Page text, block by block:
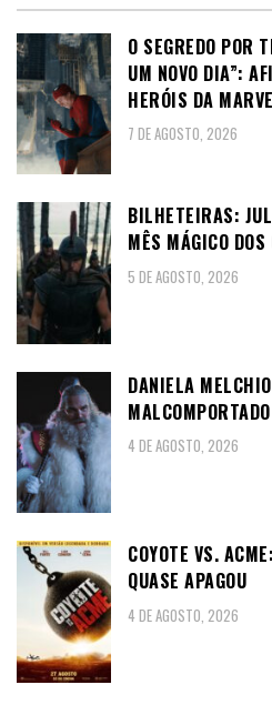
O SEGREDO POR
UM NOVO DIA”:
HERÓIS DA
7 DE AGOSTO, 2026
BILHETEIRAS:
MÊS MÁGICO
5 DE AGOSTO, 2026
DANIELA
4 DE AGOSTO, 2026
COYOTE VS.
QUASE APAGOU
4 DE AGOSTO, 2026